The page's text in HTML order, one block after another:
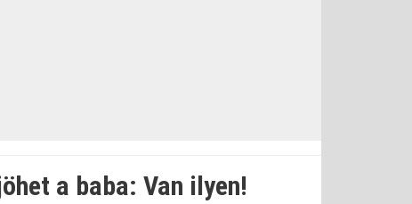
a baba: Van ilyen!